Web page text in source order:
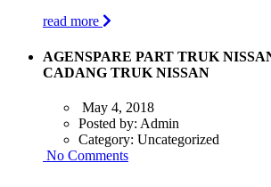
read more
AGENSPARE PART TRUK
CADANG TRUK NISSAN
May 4, 2018
Posted by: Admin
Category: Uncategorized
No Comments